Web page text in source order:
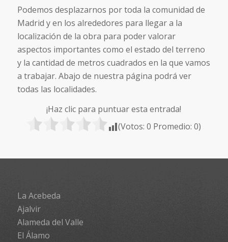
Podemos desplazarnos por toda la comunidad de
Madrid y en los alrededores para llegar a la
localización de la obra para poder valorar
aspectos importantes como el estado del terreno
y la cantidad de metros cuadrados en la que vamos
a trabajar. Abajo de nuestra página podrá ver
todas las localidades.
¡Haz clic para puntuar esta entrada!
(Votos:0 Promedio:0)
La Acebeda
Ajalvir
Alameda del Valle
El Álamo